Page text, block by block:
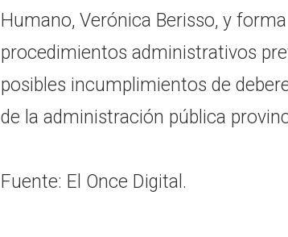
Humano, Verónica Berisso, y
procedimientos administrativos
posibles incumplimientos de
de la administración pública
Fuente: El Once Digital.